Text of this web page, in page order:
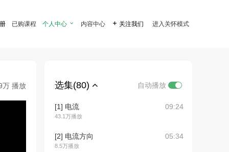
已购课程 个人中心  内容中心  关注我们 进入关怀模式
万 播放 选集(80) 自动播放
[1] 电流
43.1万播放
09:24
[2] 电流方向
8.5万播放
05:34